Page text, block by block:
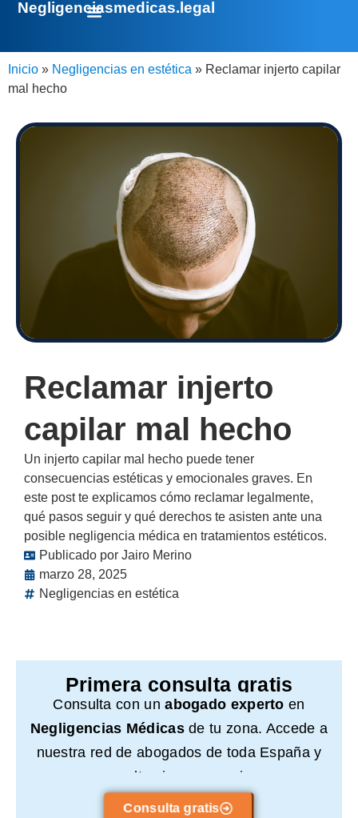
Negligenciasmedicas.legal
Inicio » Negligencias en estética » Reclamar injerto capilar
mal hecho
Reclamar injerto
capilar mal hecho
Un injerto capilar mal hecho puede tener
consecuencias estéticas y emocionales graves. En
este post te explicamos cómo reclamar legalmente,
qué pasos seguir y qué derechos te asisten ante una
posible negligencia médica en tratamientos estéticos.
Publicado por Jairo Merino
marzo 28, 2025
Negligencias en estética
Primera consulta gratis
Consulta con unabogado experto en
Negligencias Médicasde tu zona. Accede a
nuestra red de abogados de toda España y
consulta sin compromiso.
Consulta gratis